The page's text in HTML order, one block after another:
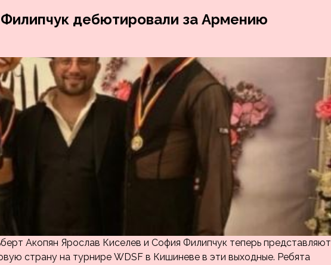
дебютировали за Армению
Акопян Ярослав Киселев и София Филипчук теперь представляют
страну на турнире WDSF в Кишиневе в эти выходные. Ребята